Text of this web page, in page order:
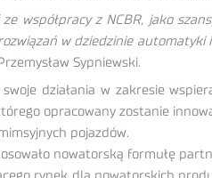
współpracy z NCBR, jako
w dziedzinie
Sypniewski.
działania w zakresie
opracowany zostanie
pojazdów.
nowatorską formułę